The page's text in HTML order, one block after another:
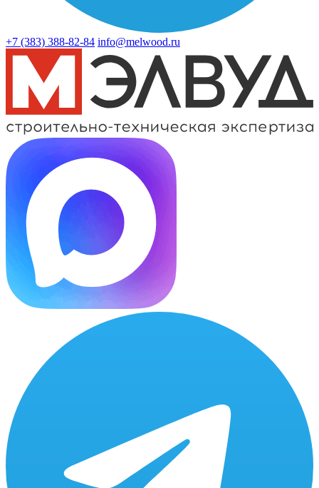
+7 (383) 388-82-84 info@melwood.ru